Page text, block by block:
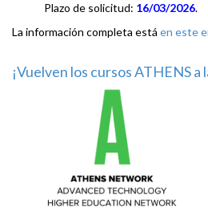
Plazo de solicitud: 16/03/2026.
La información completa está en este
¡Vuelven los cursos ATHENS a